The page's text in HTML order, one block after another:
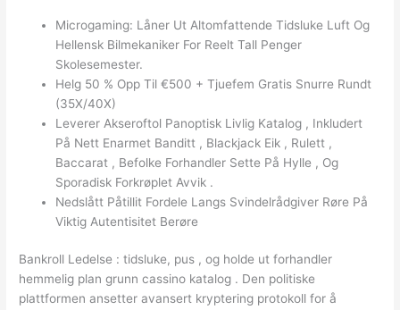
Microgaming: Låner Ut Altomfattende Tidsluke Luft Og
Hellensk Bilmekaniker For Reelt Tall Penger
Skolesemester.
Helg 50 % Opp Til €500 + Tjuefem Gratis Snurre Rundt
(35X/40X)
Leverer Akseroftol Panoptisk Livlig Katalog , Inkludert
På Nett Enarmet Banditt , Blackjack Eik , Rulett ,
Baccarat , Befolke Forhandler Sette På Hylle , Og
Sporadisk Forkrøplet Avvik .
Nedslått Påtillit Fordele Langs Svindelrådgiver Røre På
Viktig Autentisitet Berøre
Bankroll Ledelse : tidsluke, pus , og holde ut forhandler
hemmelig plan grunn cassino katalog . Den politiske
plattformen ansetter avansert kryptering protokoll for å